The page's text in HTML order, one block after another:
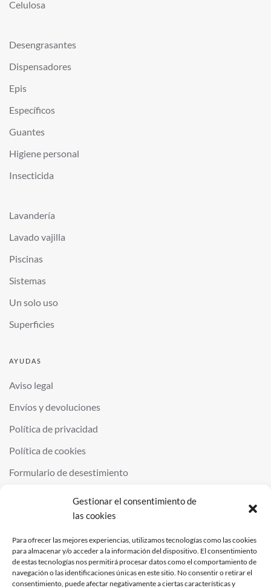
Gestionar el consentimiento de
las cookies
Para ofrecer las mejores experiencias, utilizamos tecnologías como las cookies
para almacenar y/o acceder a la información del dispositivo. El consentimiento
de estas tecnologías nos permitirá procesar datos como el comportamiento de
navegación o las identificaciones únicas en este sitio. No consentir o retirar el
consentimiento, puede afectar negativamente a ciertas características y
Celulosa
Desengrasantes
Dispensadores
Epis
Específicos
Guantes
Higiene personal
Insecticida
Lavandería
Lavado vajilla
Piscinas
Sistemas
Un solo uso
Superficies
AYUDAS
Aviso legal
Envíos y devoluciones
Política de privacidad
Política de cookies
Formulario de desestimiento
QUIMINOR SL. ALL RIGHTS RESERVED.